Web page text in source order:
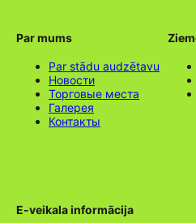
Par mums
Par stādu audzētavu
Новости
Торговые места
Галерея
Контакты
E-veikala informācija